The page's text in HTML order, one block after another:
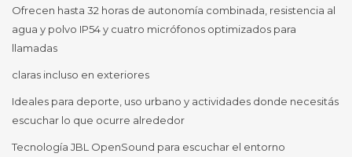
Ofrecen hasta 32 horas de autonomía combinada, resistencia al
agua y polvo IP54 y cuatro micrófonos optimizados para
llamadas
claras incluso en exteriores
Ideales para deporte, uso urbano y actividades donde necesitás
escuchar lo que ocurre alrededor
Tecnología JBL OpenSound para escuchar el entorno